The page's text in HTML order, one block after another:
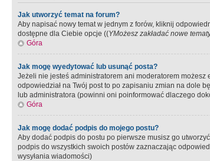
Jak utworzyć temat na forum?
Aby napisać nowy temat w jednym z forów, kliknij
dostępne dla Ciebie opcje ((YMożesz zakładać nowe
Góra
Jak mogę wyedytować lub usunąć posta?
Jeżeli nie jesteś administratorem ani moderatorem
odpowiedział na Twój post to po zapisaniu zmian na dole
lub administratora (powinni oni poinformować dlaczego
Góra
Jak mogę dodać podpis do mojego postu?
Aby dodać podpis do postu po pierwsze musisz go
podpis do wszystkich swoich postów zaznaczając
wysyłania wiadomości)